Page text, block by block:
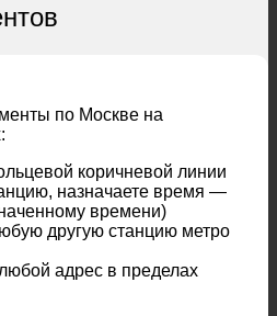
по Москве на
коричневой линии
назначаете время —
времени)
другую станцию метро
адрес в пределах